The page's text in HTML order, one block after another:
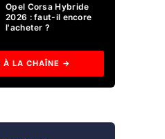
Opel Corsa Hybride
2026 : faut-il encore
l'acheter ?
À LA CHAÎNE →